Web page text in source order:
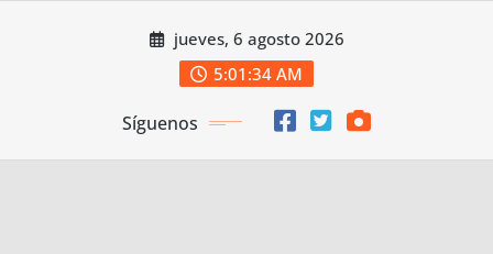
jueves, 6 agosto 2026
5:01:35 AM
Síguenos